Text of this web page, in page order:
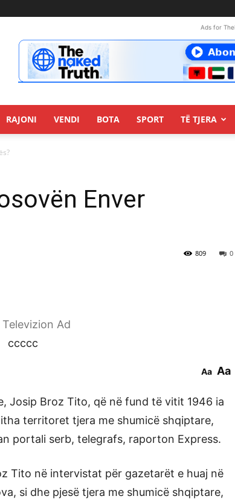
Ads for
RAJONI VENDI BOTA SPORT TË TJERA
Enver
0
809
Ad
ccccc
Aa Aa
Josip Broz Tito, që në fund të vitit 1946 ia
territoret tjera me shumicë shqiptare,
portali serb, telegrafs, raporton Express.
Tito në intervistat për gazetarët e huaj në
si dhe pjesë tjera me shumicë shqiptare,